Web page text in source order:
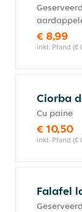
€ 8,99
inkl. Pfand (€
Ciorba
Cu paine
€ 10,50
inkl. Pfand (€
Falafel